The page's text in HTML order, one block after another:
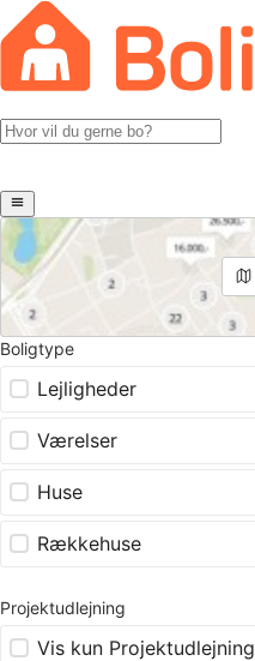
Boligtype
Lejligheder
Værelser
Huse
Rækkehuse
Projektudlejning
Vis kun Projektudlejning